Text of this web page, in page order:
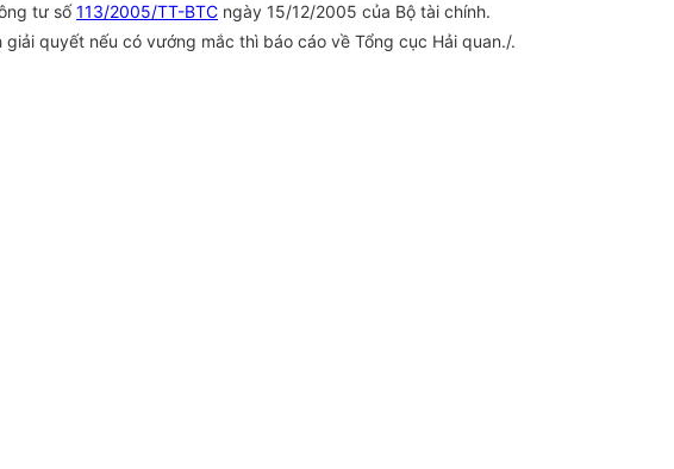
tư số113/2005/TT-BTC ngày 15/12/2005 của Bộ tài chính.
quyết nếu có vướng mắc thì báo cáo về Tổng cục Hải quan./.